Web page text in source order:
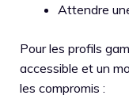
Attendre
Pour les profils
accessible et un
les compromis :